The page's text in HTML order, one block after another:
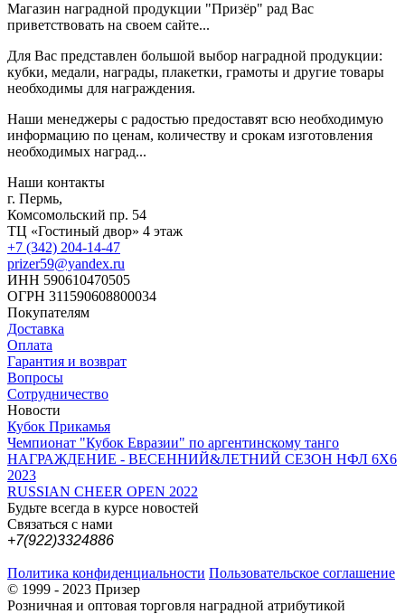
Магазин наградной продукции "Призёр" рад Вас
приветствовать на своем сайте...
Для Вас представлен большой выбор наградной продукции:
кубки, медали, награды, плакетки, грамоты и другие товары
необходимы для награждения.
Наши менеджеры с радостью предоставят всю необходимую
информацию по ценам, количеству и срокам изготовления
необходимых наград...
Наши контакты
г. Пермь,
Комсомольский пр. 54
ТЦ «Гостиный двор» 4 этаж
+7 (342) 204-14-47
prizer59@yandex.ru
ИНН 590610470505
ОГРН 311590608800034
Покупателям
Доставка
Оплата
Гарантия и возврат
Вопросы
Сотрудничество
Новости
Кубок Прикамья
Чемпионат "Кубок Евразии" по аргентинскому танго
НАГРАЖДЕНИЕ - ВЕСЕННИЙ&ЛЕТНИЙ СЕЗОН НФЛ 6Х6
2023
RUSSIAN CHEER OPEN 2022
Будьте всегда в курсе новостей
Связаться с нами
+7(922)3324886
Политика конфиденциальности Пользовательское соглашение
© 1999 - 2023 Призер
Розничная и оптовая торговля наградной атрибутикой